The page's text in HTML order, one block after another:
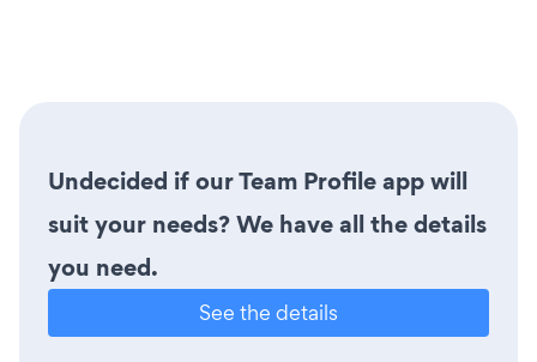
Undecided if our Team Profile app will
suit your needs? We have all the details
you need.
See the details